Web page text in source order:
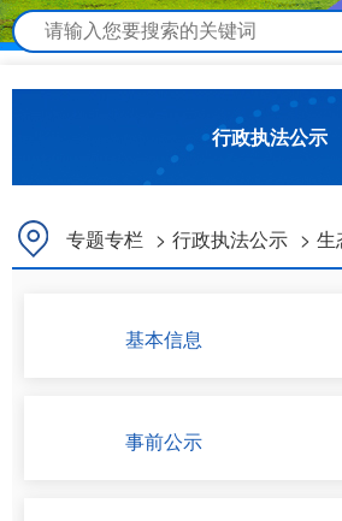
行政执法公示
专题专栏 > 行政执法公示 > 生
基本信息
事前公示